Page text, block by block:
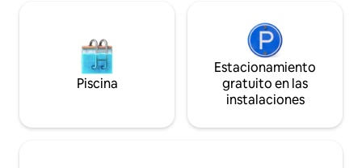
Piscina
Estacionamiento
gratuito en las
instalaciones